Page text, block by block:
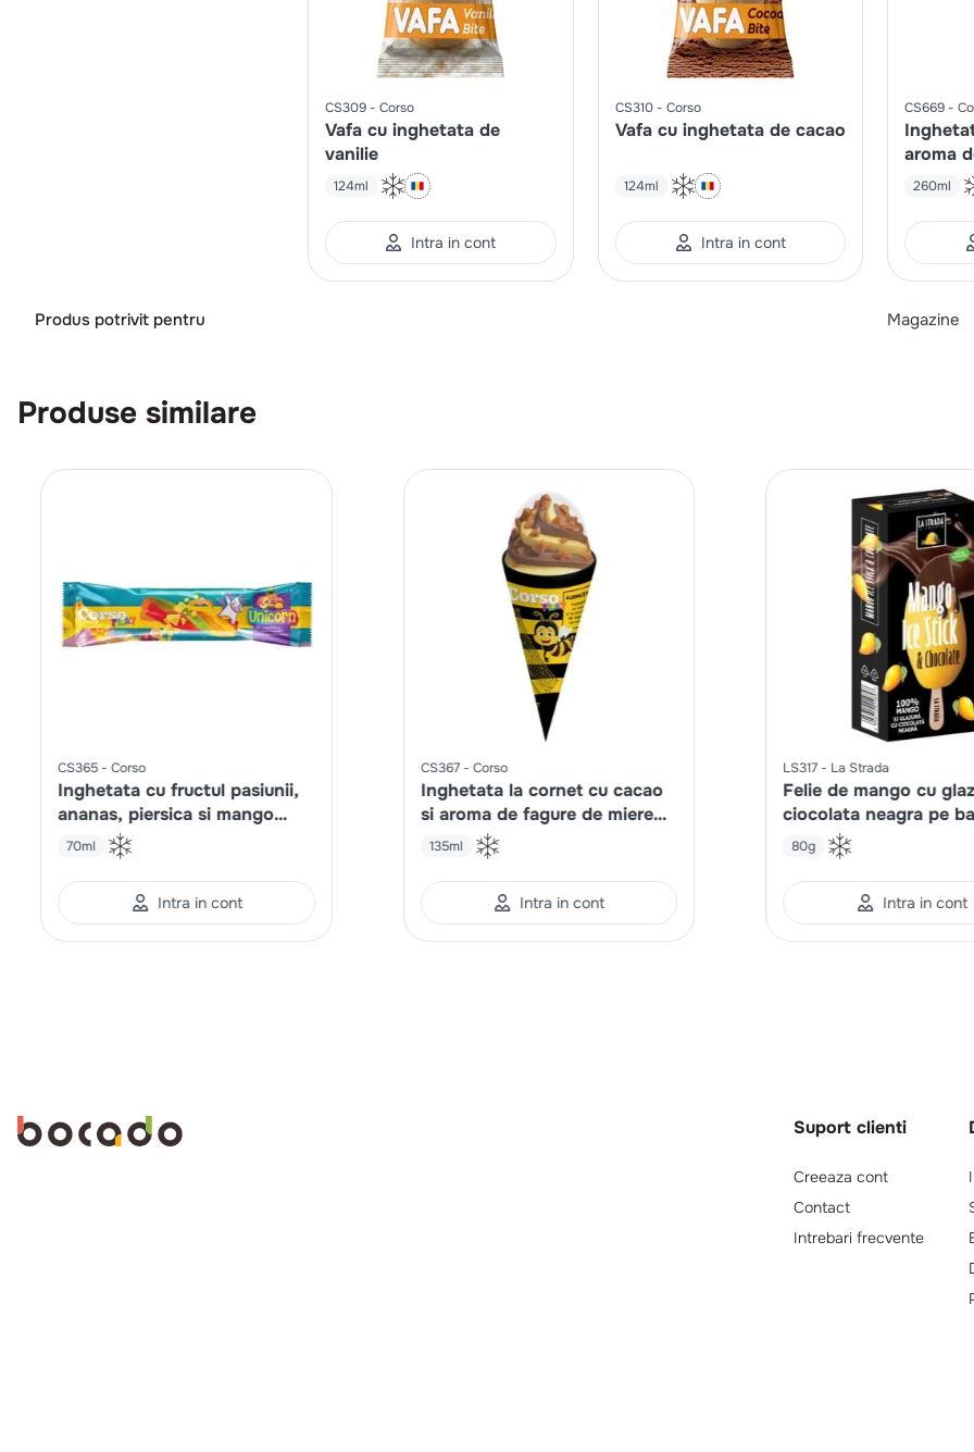
CS309 Corso
Vafa cu inghetata de
vanilie
124ml
Intra in cont
CS310 Corso
Vafa cu inghetata de cacao
124ml
Intra in cont
CS669
aroma
de
260ml
Produs potrivit pentru Magazine
Produse similare
CS365 Corso
Inghetata cu fructul pasiunii,
ananas, piersica si mango
Play Unicorn
70ml
Intra in cont
CS367 Corso
Inghetata la cornet cu cacao
si aroma de fagure de miere
Play Albinuta
135ml
Intra in cont
LS317 La Strada
Felie de mango cu
ciocolata neagra pe
80g
Intra in cont
Suport clienti
Creeaza cont
Contact
Intrebari frecvente